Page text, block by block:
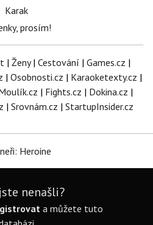
Karak
prosím!
| Ženy| Cestování | Games.cz |
| Osobnosti.cz | Karaoketexty.cz |
| Fights.cz | Dokina.cz |
| Srovnám.cz | StartupInsider.cz
Heroine
nenašli?
a můžete tuto